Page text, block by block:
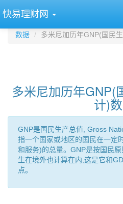
快易理财网
数据 多米尼加历年GNP(国民
多米尼加历年GNP(
计)
GNP是国民生产总值, Gross
指一个国家或地区的国民在一定
和服务)的总量。GNP是按国民
生在境外也计算在内,这是它和
点。